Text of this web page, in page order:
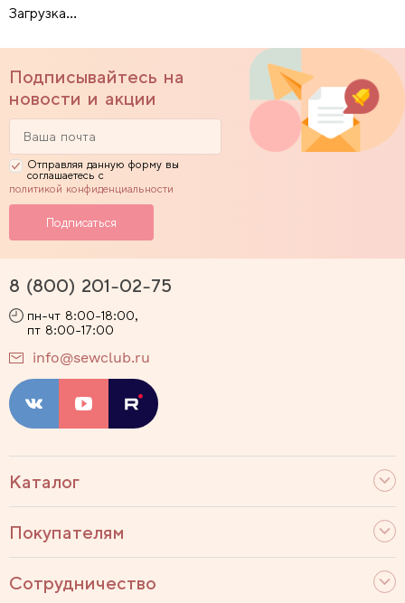
Загрузка...
Подписывайтесь на
новости и акции
Отправляя данную форму вы
соглашаетесь с
политикой конфиденциальности
Каталог
Покупателям
Сотрудничество
8 (800) 201-02-75
пн-чт 8:00-18:00,
пт 8:00-17:00
info@sewclub.ru